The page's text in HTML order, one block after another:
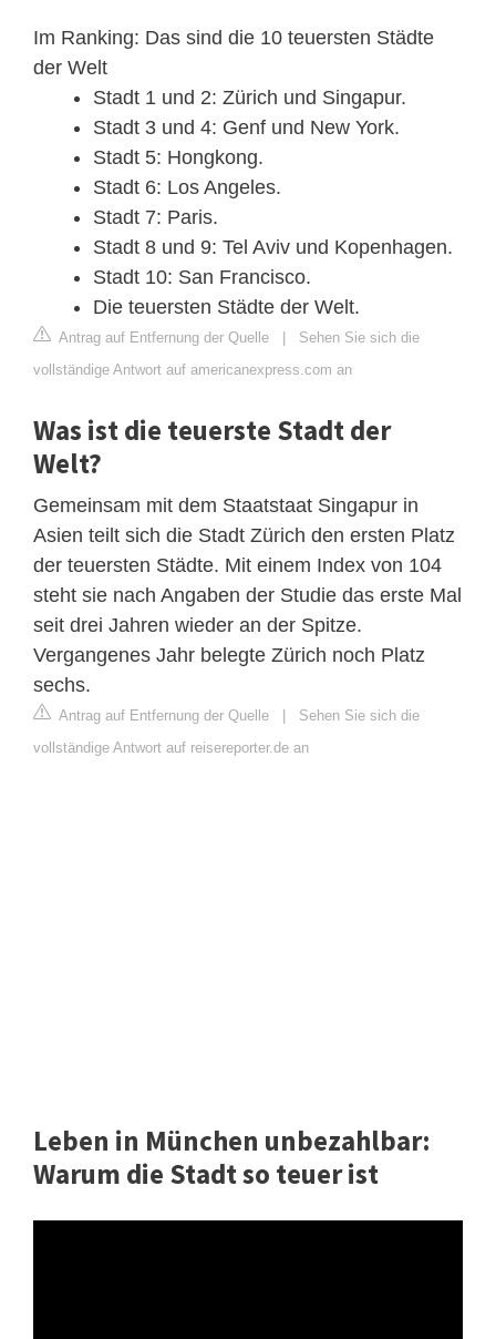
Im Ranking: Das sind die 10 teuersten Städte
der Welt
Stadt 1 und 2: Zürich und Singapur.
Stadt 3 und 4: Genf und New York.
Stadt 5: Hongkong.
Stadt 6: Los Angeles.
Stadt 7: Paris.
Stadt 8 und 9: Tel Aviv und Kopenhagen.
Stadt 10: San Francisco.
Die teuersten Städte der Welt.
Antrag auf Entfernung der Quelle
Sehen Sie sich die
vollständige Antwort auf americanexpress.com an
Was ist die teuerste Stadt der
Welt?
Gemeinsam mit dem Staatstaat Singapur in
Asien teilt sich die Stadt Zürich den ersten Platz
der teuersten Städte. Mit einem Index von 104
steht sie nach Angaben der Studie das erste Mal
seit drei Jahren wieder an der Spitze.
Vergangenes Jahr belegte Zürich noch Platz
sechs.
Antrag auf Entfernung der Quelle
Sehen Sie sich die
vollständige Antwort auf reisereporter.de an
Leben in München unbezahlbar:
Warum die Stadt so teuer ist